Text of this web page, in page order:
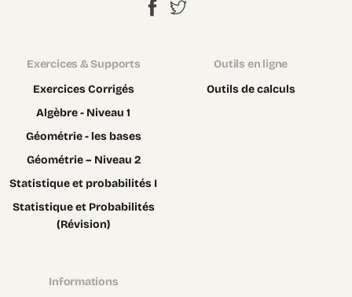
Exercices & Supports
Exercices Corrigés
Algèbre - Niveau 1
Géométrie - les bases
Géométrie – Niveau 2
Statistique et probabilités I
Statistique et Probabilités
(Révision)
Outils en ligne
Outils de calculs
Informations